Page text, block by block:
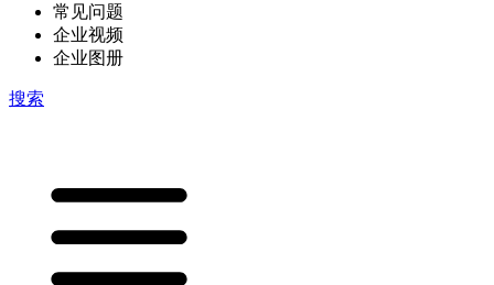
常见问题
企业视频
企业图册
搜索